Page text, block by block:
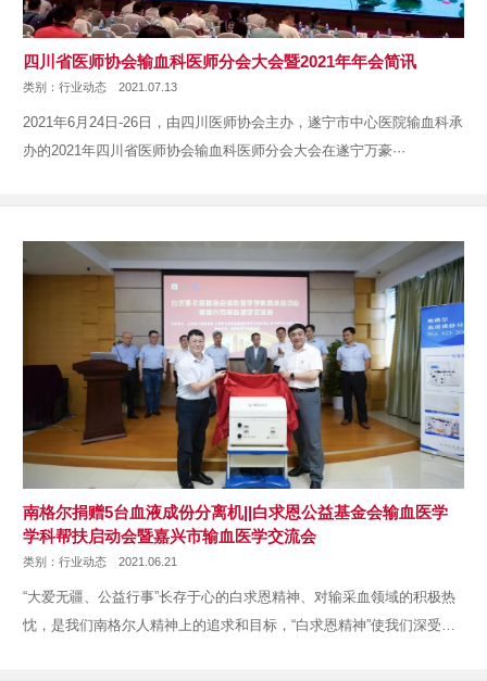
四川省医师协会输血科医师分会大会暨2021年年会简讯
类别：行业动态 2021.07.13
2021年6月24日-26日，由四川医师协会主办，遂宁市中心医院输血科承
办的2021年四川省医师协会输血科医师分会大会在遂宁万豪···
南格尔捐赠5台血液成份分离机||白求恩公益基金会输血医学
学科帮扶启动会暨嘉兴市输血医学交流会
类别：行业动态 2021.06.21
“大爱无疆、公益行事”长存于心的白求恩精神、对输采血领域的积极热
忱，是我们南格尔人精神上的追求和目标，“白求恩精神”使我们深受鼓